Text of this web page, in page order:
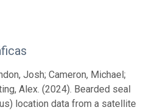
Josh; Cameron, Michael;
Alex. (2024). Bearded seal
location data from a satellite